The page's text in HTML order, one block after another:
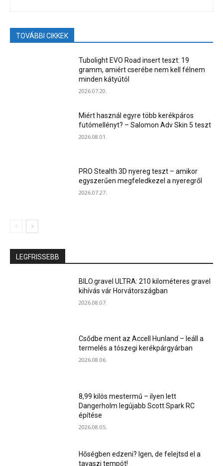
TOVÁBBI CIKKEK
Tubolight EVO Road insert teszt: 19
gramm, amiért cserébe nem kell félnem
minden kátyútól
2026.07.20.
Miért használ egyre több kerékpáros
futómellényt? – Salomon Adv Skin 5 teszt
2026.08.01.
PRO Stealth 3D nyereg teszt – amikor
egyszerűen megfeledkezel a nyeregről
2026.07.27.
LEGFRISSEBB
BILO.gravel ULTRA: 210 kilométeres gravel
kihívás vár Horvátországban
2026.08.07.
Csődbe ment az Accell Hunland – leáll a
termelés a tószegi kerékpárgyárban
2026.08.06.
8,99 kilós mestermű – ilyen lett
Dangerholm legújabb Scott Spark RC
építése
2026.08.05.
Hőségben edzeni? Igen, de felejtsd el a
tavaszi tempót!